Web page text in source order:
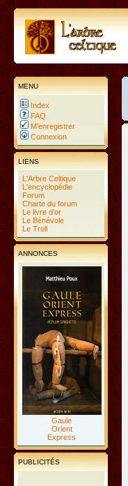
MENU
Index
FAQ
M’enregistrer
Connexion
LIENS
L'Arbre Celtique
L'encyclopédie
Forum
Charte du forum
Le livre d'or
Le Bénévole
Le Troll
ANNONCES
Gaule
Orient
Express
PUBLICITÉS